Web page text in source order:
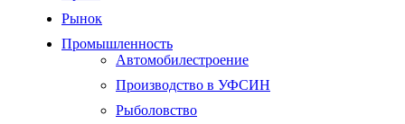
Рынок
Промышленность
Автомобилестроение
Производство в УФСИН
Рыболовство